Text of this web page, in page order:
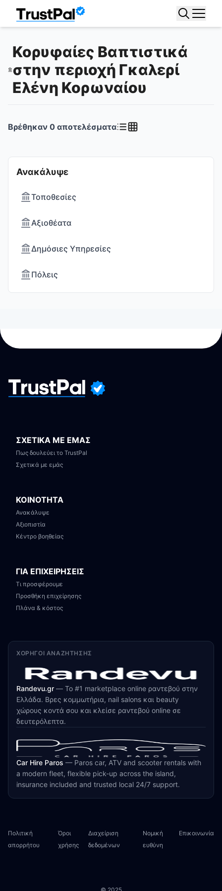
Κορυφαίες Βαπτιστικά
στην περιοχή Γκαλερί
Ελένη Κορωναίου
Ανακάλυψε
Τοποθεσίες
Αξιοθέατα
Δημόσιες Υπηρεσίες
Πόλεις
Βρέθηκαν 0 αποτελέσματα
ΣΧΕΤΙΚΑ ΜΕ ΕΜΑΣ
Πως δουλεύει το TrustPal
Σχετικά με εμάς
ΚΟΙΝΟΤΗΤΑ
Ανακάλυψε
Αξιοπιστία
Κέντρο βοηθείας
ΓΙΑ ΕΠΙΧΕΙΡΗΣΕΙΣ
Τι προσφέρουμε
Προσθήκη επιχείρησης
Πλάνα & κόστος
ΧΟΡΗΓΟΊ ΑΝΑΖΉΤΗΣΗΣ
Randevu.gr — Το #1 marketplace online ραντεβού στην
Ελλάδα. Βρες κομμωτήρια, nail salons και beauty
χώρους κοντά σου και κλείσε ραντεβού online σε
δευτερόλεπτα.
Car Hire Paros — Paros car, ATV and scooter rentals with
a modern fleet, flexible pick-up across the island,
insurance included and trusted local 24/7 support.
Πολιτική
απορρήτου
Όροι
χρήσης
Διαχείριση
δεδομένων
Νομική
ευθύνη
Επικοινωνία